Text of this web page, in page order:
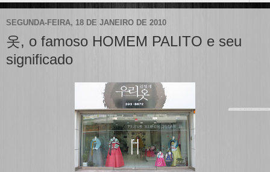
SEGUNDA-FEIRA, 18 DE JANEIRO DE 2010
옷, o famoso HOMEM PALITO e seu
significado